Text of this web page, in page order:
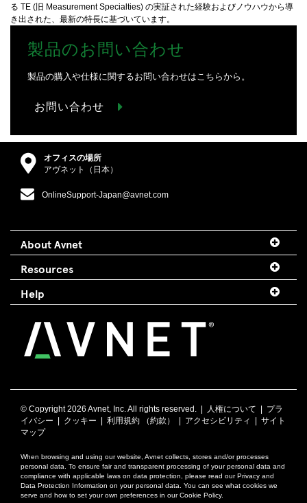
る TE (旧 Measurement Specialties) の実証された経験およびノウハウから導
き出された、最新の特長に基づいています。
製品のお問い合わせ
製品の購入や仕様に関するお問い合わせはこちらから。
お問い合わせ
オフィスの場所
アヴネット（日本）
OnlineSupport-Japan@avnet.com
About Avnet
Resources
Help
© Copyright2026 Avnet, Inc. All rights reserved. | 人権について
プラ
イバシー
クッキー 利用規約 （約款） アクセシビリティ
サイト
マップ
When browsing and using our website, Avnet collects, stores and/or processes
personal data. To ensure fair and transparent processing of your personal data and
compliance with applicable laws on data protection, please read our Privacy and
Data Protection Information on your personal data. You can see what cookies we
serve and how to set your own preferences in our Cookie Policy.